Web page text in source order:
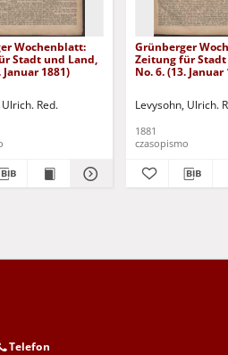
Wochenblatt:
Stadt und Land,
Januar 1881)
Red.
Grünberger
Zeitung für
No. 6. (13. Januar
Levysohn, Ulrich.
1881
czasopismo
Telefon